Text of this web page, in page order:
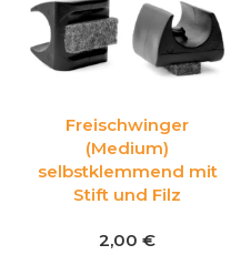
Freischwinger
(Medium)
selbstklemmend mit
Stift und Filz
2,00 €